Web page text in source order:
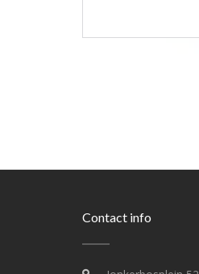
Contact info